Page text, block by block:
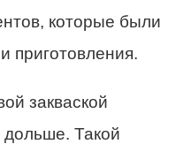
которые были
приготовления.
закваской
дольше. Такой